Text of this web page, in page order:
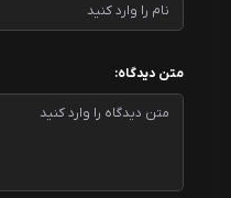
متن دیدگاه: